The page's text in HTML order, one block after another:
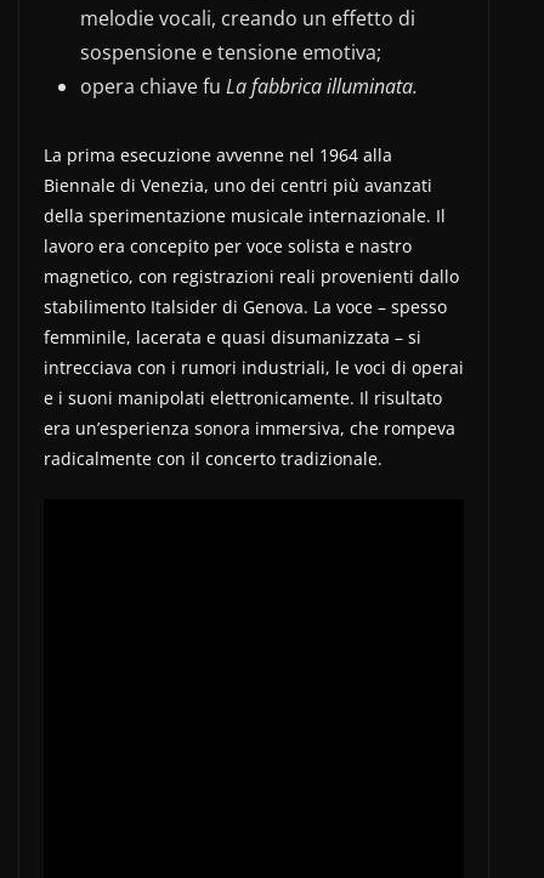
melodie vocali, creando un effetto di
sospensione e tensione emotiva;
opera chiave fu La fabbrica illuminata.
La prima esecuzione avvenne nel 1964 alla
Biennale di Venezia, uno dei centri più avanzati
della sperimentazione musicale internazionale. Il
lavoro era concepito per voce solista e nastro
magnetico, con registrazioni reali provenienti dallo
stabilimento Italsider di Genova. La voce – spesso
femminile, lacerata e quasi disumanizzata – si
intrecciava con i rumori industriali, le voci di operai
e i suoni manipolati elettronicamente. Il risultato
era un’esperienza sonora immersiva, che rompeva
radicalmente con il concerto tradizionale.